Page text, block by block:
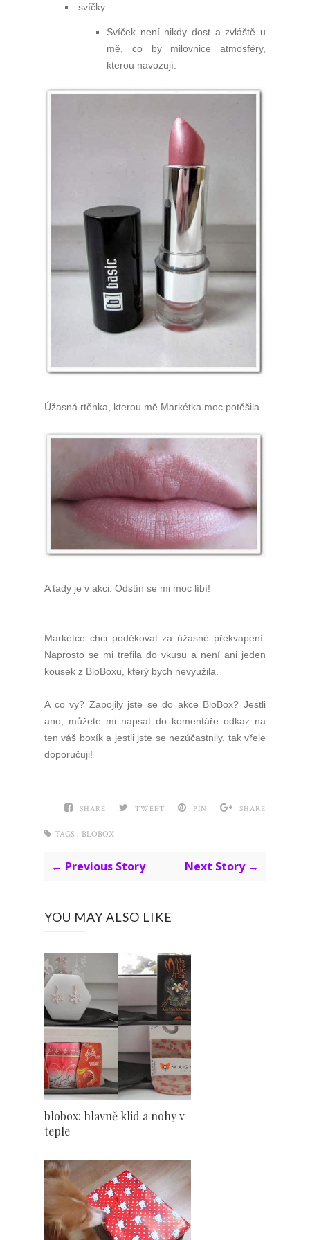
svíčky
Svíček není nikdy dost a zvláště u
mě, co by milovnice atmosféry,
kterou navozují.
Úžasná rtěnka, kterou mě Markétka moc potěšila.
A tady je v akci. Odstín se mi moc líbí!
Markétce chci poděkovat za úžasné překvapení.
Naprosto se mi trefila do vkusu a není ani jeden
kousek z BloBoxu, který bych nevyužila.
A co vy? Zapojily jste se do akce BloBox? Jestli
ano, můžete mi napsat do komentáře odkaz na
ten váš boxík a jestli jste se nezúčastnily, tak vřele
doporučuji!
SHARE TWEET PIN SHARE
TAGS : BLOBOX
← Previous Story Next Story →
YOU MAY ALSO LIKE
blobox: hlavně klid a nohy v
teple